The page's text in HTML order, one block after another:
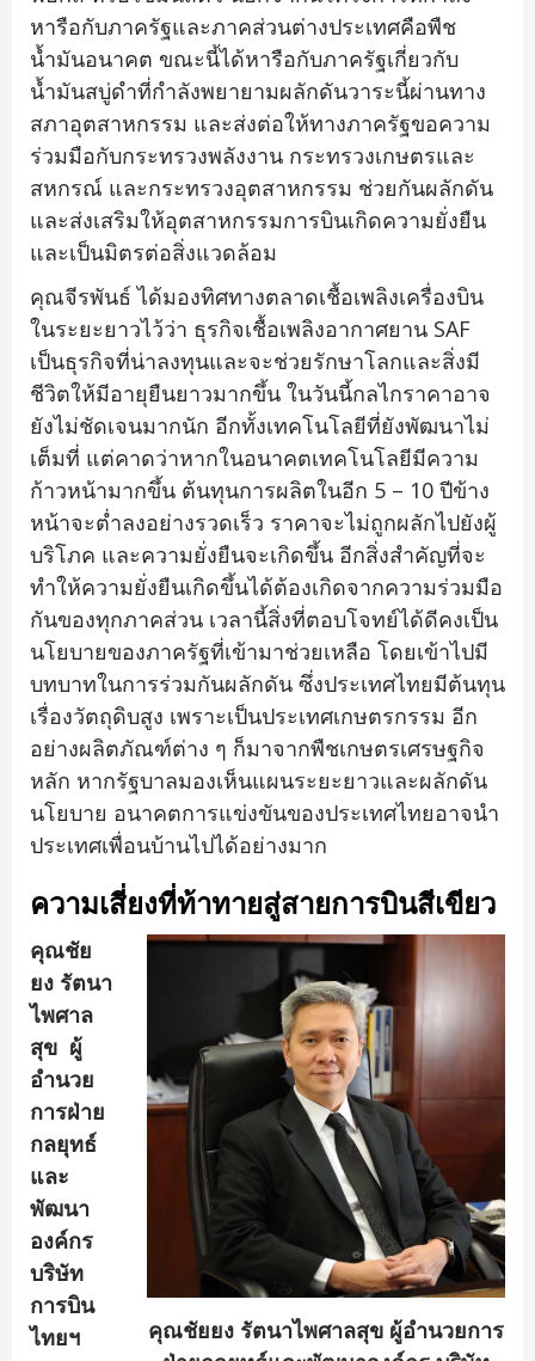
หารือกับภาครัฐและภาคส่วนต่างประเทศคือพืช
น้ำมันอนาคต ขณะนี้ได้หารือกับภาครัฐเกี่ยวกับ
น้ำมันสบู่ดำที่กำลังพยายามผลักดันวาระนี้ผ่านทาง
สภาอุตสาหกรรม และส่งต่อให้ทางภาครัฐขอความ
ร่วมมือกับกระทรวงพลังงาน กระทรวงเกษตรและ
สหกรณ์ และกระทรวงอุตสาหกรรม ช่วยกันผลักดัน
และส่งเสริมให้อุตสาหกรรมการบินเกิดความยั่งยืน
และเป็นมิตรต่อสิ่งแวดล้อม
คุณจีรพันธ์ ได้มองทิศทางตลาดเชื้อเพลิงเครื่องบิน
ในระยะยาวไว้ว่า ธุรกิจเชื้อเพลิงอากาศยาน SAF
เป็นธุรกิจที่น่าลงทุนและจะช่วยรักษาโลกและสิ่งมี
ชีวิตให้มีอายุยืนยาวมากขึ้น ในวันนี้กลไกราคาอาจ
ยังไม่ชัดเจนมากนัก อีกทั้งเทคโนโลยีที่ยังพัฒนาไม่
เต็มที่ แต่คาดว่าหากในอนาคตเทคโนโลยีมีความ
ก้าวหน้ามากขึ้น ต้นทุนการผลิตในอีก 5 – 10 ปีข้าง
หน้าจะต่ำลงอย่างรวดเร็ว ราคาจะไม่ถูกผลักไปยังผู้
บริโภค และความยั่งยืนจะเกิดขึ้น อีกสิ่งสำคัญที่จะ
ทำให้ความยั่งยืนเกิดขึ้นได้ต้องเกิดจากความร่วมมือ
กันของทุกภาคส่วน เวลานี้สิ่งที่ตอบโจทย์ได้ดีคงเป็น
นโยบายของภาครัฐที่เข้ามาช่วยเหลือ โดยเข้าไปมี
บทบาทในการร่วมกันผลักดัน ซึ่งประเทศไทยมีต้นทุน
เรื่องวัตถุดิบสูง เพราะเป็นประเทศเกษตรกรรม อีก
อย่างผลิตภัณฑ์ต่าง ๆ ก็มาจากพืชเกษตรเศรษฐกิจ
หลัก หากรัฐบาลมองเห็นแผนระยะยาวและผลักดัน
นโยบาย อนาคตการแข่งขันของประเทศไทยอาจนำ
ประเทศเพื่อนบ้านไปได้อย่างมาก
ความเสี่ยงที่ท้าทายสู่สายการบินสีเขียว
คุณชัยยง รัตนาไพศาลสุข ผู้อำนวยการ
คุณชัย
ยง รัตนา
ไพศาล
สุข ผู้
อำนวย
การฝ่าย
กลยุทธ์
และ
พัฒนา
องค์กร
บริษัท
การบิน
ไทยฯ